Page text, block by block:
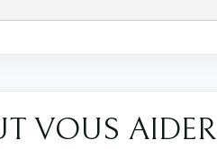
VOUS AIDER